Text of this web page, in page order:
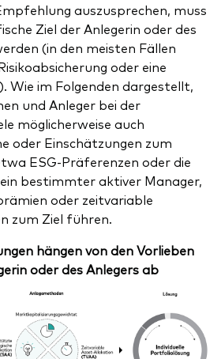
auszusprechen, muss
Ziel der Anlegerin oder des
(in den meisten Fällen
oder eine
Wie im Folgenden dargestellt,
und Anleger bei der
möglicherweise auch
oder Einschätzungen zum
ESG-Präferenzen oder die
bestimmter aktiver Manager,
oder zeitvariable
zum Ziel führen.
hängen von den Vorlieben
oder des Anlegers ab